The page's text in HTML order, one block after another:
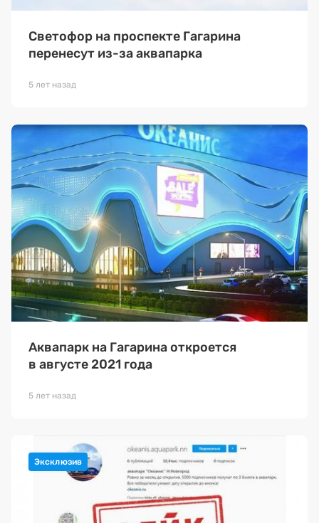
Светофор на проспекте Гагарина
перенесут из-за аквапарка
5 лет назад
Аквапарк на Гагарина откроется
в августе 2021 года
5 лет назад